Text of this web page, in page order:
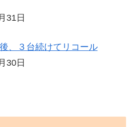
31日
、３台続けてリコール
30日